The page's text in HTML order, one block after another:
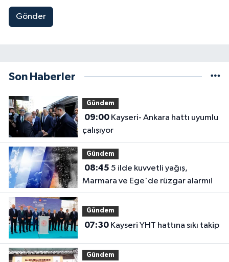
Gönder
Son Haberler
Gündem
09:00Kayseri- Ankara hattı uyumlu
çalışıyor
Gündem
08:45
Marmara ve Ege'de rüzgar alarmı!
Gündem
07:30 Kayseri YHT hattına sıkı takip
Gündem